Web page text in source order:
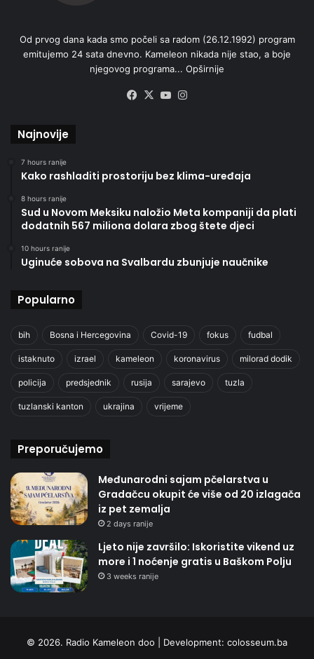
Od prvog dana kada smo počeli sa radom (26.12.1992) program
emitujemo 24 sata dnevno. Kameleon nikada nije stao, a boje
njegovog programa... Opširnije
Facebook
X YouTube
Najnovije
7 hours ranije
Kako rashladiti prostoriju bez klima-uređaja
8 hours ranije
Sud u Novom Meksiku naložio Meta kompaniji da plati
dodatnih 567 miliona dolara zbog štete djeci
10 hours ranije
Uginuće sobova na Svalbardu zbunjuje naučnike
Popularno
bih Bosna i Hercegovina Covid-19 fokus fudbal
istaknuto izrael kameleon koronavirus milorad dodik
policija predsjednik rusija sarajevo tuzla
tuzlanski kanton ukrajina vrijeme
Preporučujemo
Međunarodni sajam pčelarstva u
Gradačcu okupit će više od 20 izlagača
iz pet zemalja
2 days ranije
Ljeto nije završilo: Iskoristite vikend uz
more i 1 noćenje gratis u Baškom Polju
3 weeks ranije
© 2026. Radio Kameleon doo | Development: colosseum.ba